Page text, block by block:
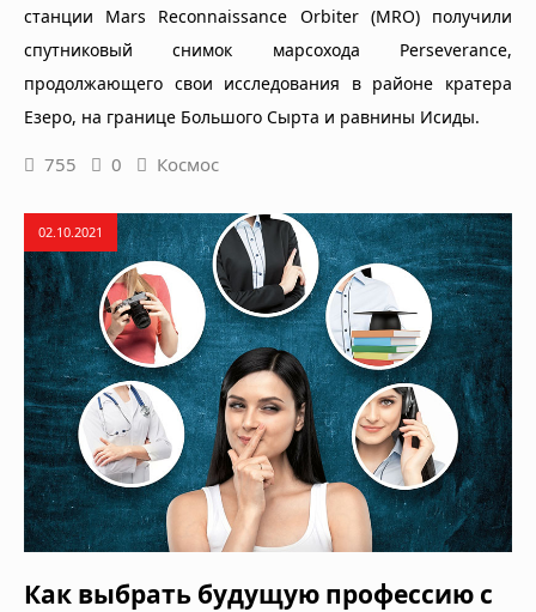
станции Mars Reconnaissance Orbiter (MRO) получили
спутниковый снимок марсохода Perseverance,
продолжающего свои исследования в районе кратера
Езеро, на границе Большого Сырта и равнины Исиды.
755 0 Космос
02.10.2021
Как выбрать будущую профессию с